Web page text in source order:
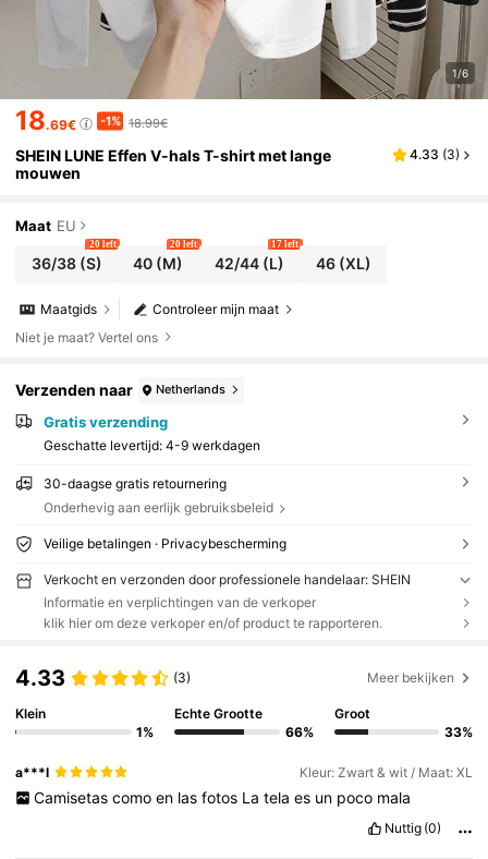
1/6
18.69€ -1% 18.99€
SHEIN LUNE Effen V-hals T-shirt met lange
mouwen
4.33 (3)
Maat EU
36/38(S)
20 left
40 (M)
20 left
42/44(L)
17 left
46(XL)
Controleer mijn maat
Maatgids
Niet je maat? Vertel ons
Verzenden naar Netherlands
Gratis verzending
Geschatte levertijd: 4-9 werkdagen
30-daagse gratis retournering
Onderhevig aan eerlijk gebruiksbeleid
Veilige betalingen · Privacybescherming
Verkocht en verzonden door professionele handelaar: SHEIN
Informatie en verplichtingen van de verkoper
klik hier om deze verkoper en/of product te rapporteren.
4.33 (3) Meer bekijken
Klein
1%
Echte Grootte
66%
Groot
33%
a***l Kleur: Zwart & wit / Maat: XL
Camisetas como en las fotos La tela es un poco mala
Nuttig (0)